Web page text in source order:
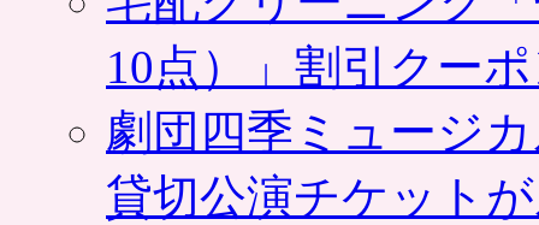
10点）」割引クー
劇団四季ミュージ
貸切公演チケット